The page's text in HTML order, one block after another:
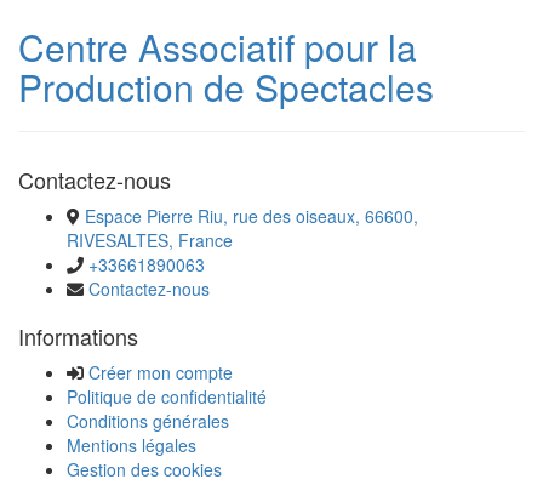
Centre Associatif pour la
Production de Spectacles
Contactez-nous
Espace Pierre Riu, rue des oiseaux, 66600,
RIVESALTES, France
+33661890063
Contactez-nous
Informations
Créer mon compte
Politique de confidentialité
Conditions générales
Mentions légales
Gestion des cookies